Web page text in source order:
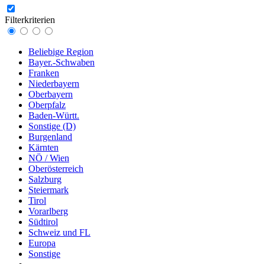
Filterkriterien
Beliebige Region
Bayer.-Schwaben
Franken
Niederbayern
Oberbayern
Oberpfalz
Baden-Württ.
Sonstige (D)
Burgenland
Kärnten
NÖ / Wien
Oberösterreich
Salzburg
Steiermark
Tirol
Vorarlberg
Südtirol
Schweiz und FL
Europa
Sonstige